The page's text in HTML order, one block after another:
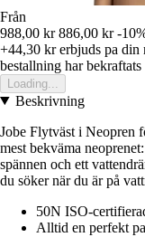
Från
988,00 kr 886,00 kr -
+44,30 krerbjuds pa din
bestallning har bekraftats
Loading...
Beskrivning
Jobe Flytväst i Neopren
mest bekväma
spännen och ett
du söker när du är på
50N ISO-
Alltid en perfekt